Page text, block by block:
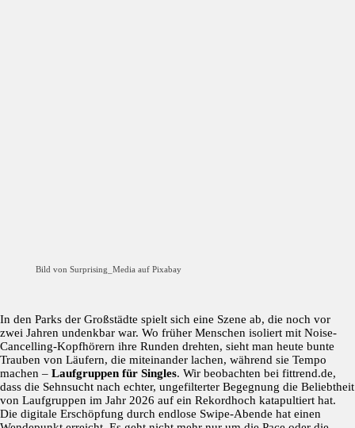
Bild von Surprising_Media auf Pixabay
In den Parks der Großstädte spielt sich eine Szene ab, die noch vor
zwei Jahren undenkbar war. Wo früher Menschen isoliert mit Noise-
Cancelling-Kopfhörern ihre Runden drehten, sieht man heute bunte
Trauben von Läufern, die miteinander lachen, während sie Tempo
machen – Laufgruppen für Singles. Wir beobachten bei fittrend.de,
dass die Sehnsucht nach echter, ungefilterter Begegnung die Beliebtheit
von Laufgruppen im Jahr 2026 auf ein Rekordhoch katapultiert hat.
Die digitale Erschöpfung durch endlose Swipe-Abende hat einen